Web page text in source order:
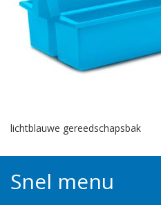
lichtblauwe gereedschapsbak
Snel menu